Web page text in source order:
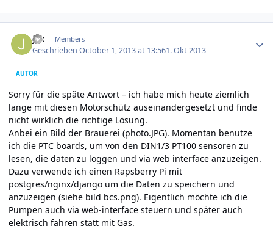
jax Members
GeschriebenOctober 1, 2013 at 13:561. Okt 2013
AUTOR
Sorry für die späte Antwort – ich habe mich heute ziemlich
lange mit diesen Motorschütz auseinandergesetzt und finde
nicht wirklich die richtige Lösung.
Anbei ein Bild der Brauerei (photo.JPG). Momentan benutze
ich die PTC boards, um von den DIN1/3 PT100 sensoren zu
lesen, die daten zu loggen und via web interface anzuzeigen.
Dazu verwende ich einen Rapsberry Pi mit
postgres/nginx/django um die Daten zu speichern und
anzuzeigen (siehe bild bcs.png). Eigentlich möchte ich die
Pumpen auch via web-interface steuern und später auch
elektrisch fahren statt mit Gas.